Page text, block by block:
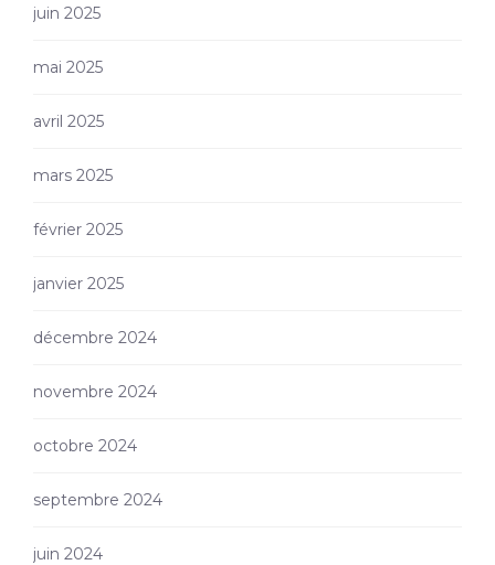
juin 2025
mai 2025
avril 2025
mars 2025
février 2025
janvier 2025
décembre 2024
novembre 2024
octobre 2024
septembre 2024
juin 2024